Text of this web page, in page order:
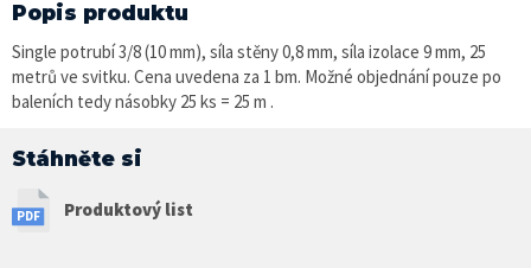
Popis produktu
Single potrubí 3/8 (10 mm), síla stěny 0,8 mm, síla izolace 9 mm, 25
metrů ve svitku. Cena uvedena za 1 bm. Možné objednání pouze po
baleních tedy násobky 25 ks = 25 m .
Stáhněte si
Produktový list